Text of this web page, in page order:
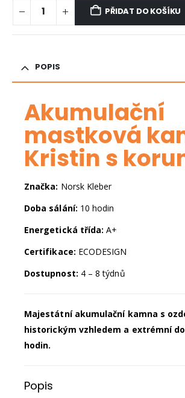
PŘIDAT DO KOŠÍKU
POPIS
Akumulační
mastková
Kristin s
Značka: Norsk Kleber
Doba sálání: 10 hodin
Energetická třída: A+
Certifikace: ECODESIGN
Dostupnost: 4 – 8 týdnů
Majestátní akumulační kamna s
historickým vzhledem a extrémní
hodin.
Popis